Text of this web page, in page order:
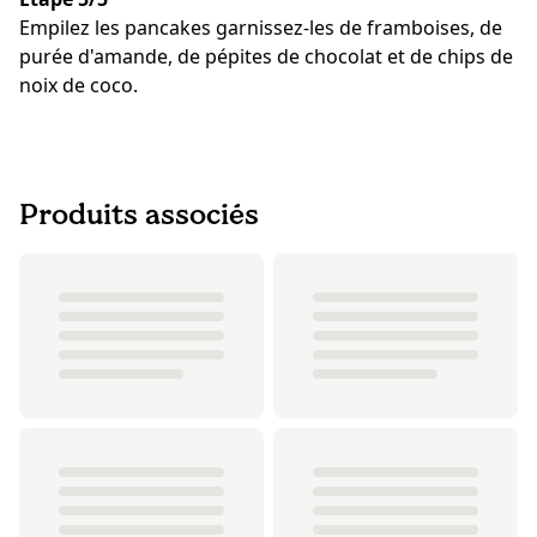
Empilez les pancakes garnissez-les de framboises, de
purée d'amande, de pépites de chocolat et de chips de
noix de coco.
Produits associés